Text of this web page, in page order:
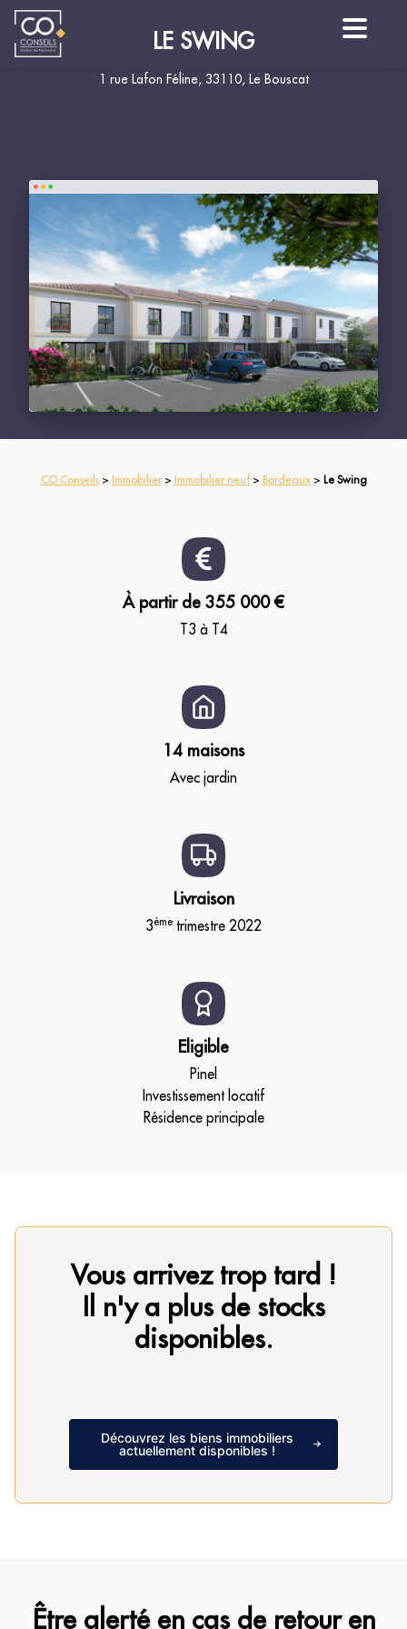
LE SWING
1 rue Lafon Féline, 33110, Le Bouscat
CO Conseils> Immobilier> Immobilier neuf> Bordeaux> Le Swing
À partir de 355 000 €
T3 à T4
14 maisons
Avec jardin
Livraison
3ème trimestre 2022
Eligible
Pinel
Investissement locatif
Résidence principale
Vous arrivez trop tard !
Il n'y a plus de stocks
disponibles.
Découvrez les biens immobiliers
actuellement disponibles !
Être alerté en cas de retour en